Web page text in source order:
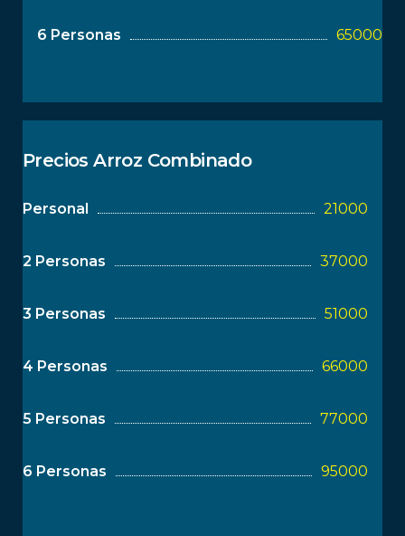
6 Personas 65000
Precios Arroz Combinado
Personal 21000
2 Personas 37000
3 Personas 51000
4 Personas 66000
5 Personas 77000
6 Personas 95000